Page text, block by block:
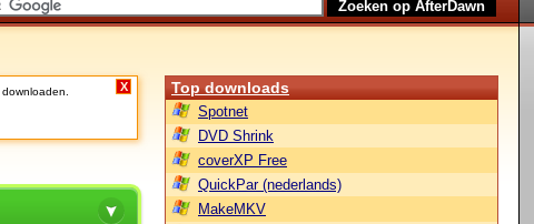
downloaden.
X Top downloads
Spotnet
DVD Shrink
coverXP Free
QuickPar (nederlands)
MakeMKV